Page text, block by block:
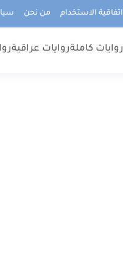
اتفاقية الاستخدام من نحن
روايات كاملةروايات عراقية